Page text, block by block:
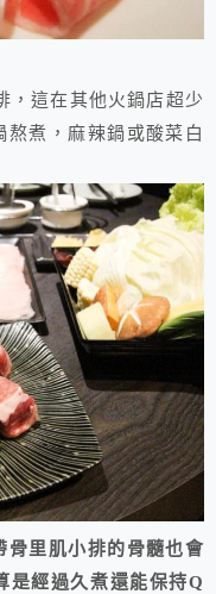
，這在其他火鍋店超少
熬煮，麻辣鍋或酸菜白
骨里肌小排的骨髓也會
是經過久煮還能保持Q